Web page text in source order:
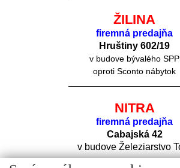
ŽILINA
firemná predajňa
Hruštiny 602/19
v budove bývalého SPP
oproti Sconto nábytok
NITRA
firemná predajňa
Cabajská 42
v budove Železiarstvo